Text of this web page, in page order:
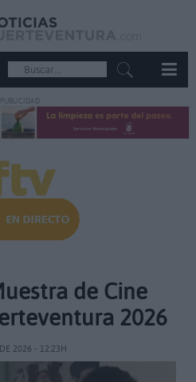
PUBLICIDAD
de Cine
2026
2026 - 12:23H